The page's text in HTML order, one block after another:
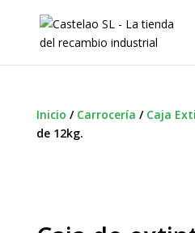
Inicio / Carrocería / Caja
de 12kg.